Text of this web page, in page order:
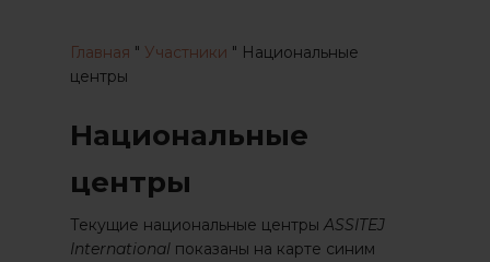
Главная " Участники " Национальные
центры
Национальные
центры
Текущие национальные центрыASSITEJ
International показаны на карте синим